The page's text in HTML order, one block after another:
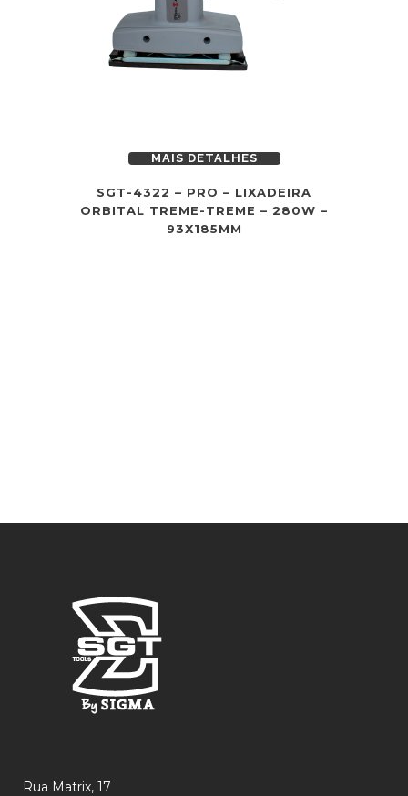
MAIS DETALHES
SGT-4322 – PRO – LIXADEIRA
ORBITAL TREME-TREME – 280W –
93X185MM
Rua Matrix, 17